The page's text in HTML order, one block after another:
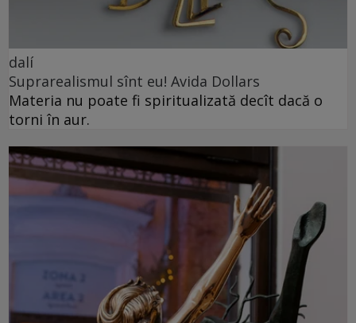
dalí
Suprarealismul sînt eu! Avida Dollars
Materia nu poate fi spiritualizată decît dacă o
torni în aur.